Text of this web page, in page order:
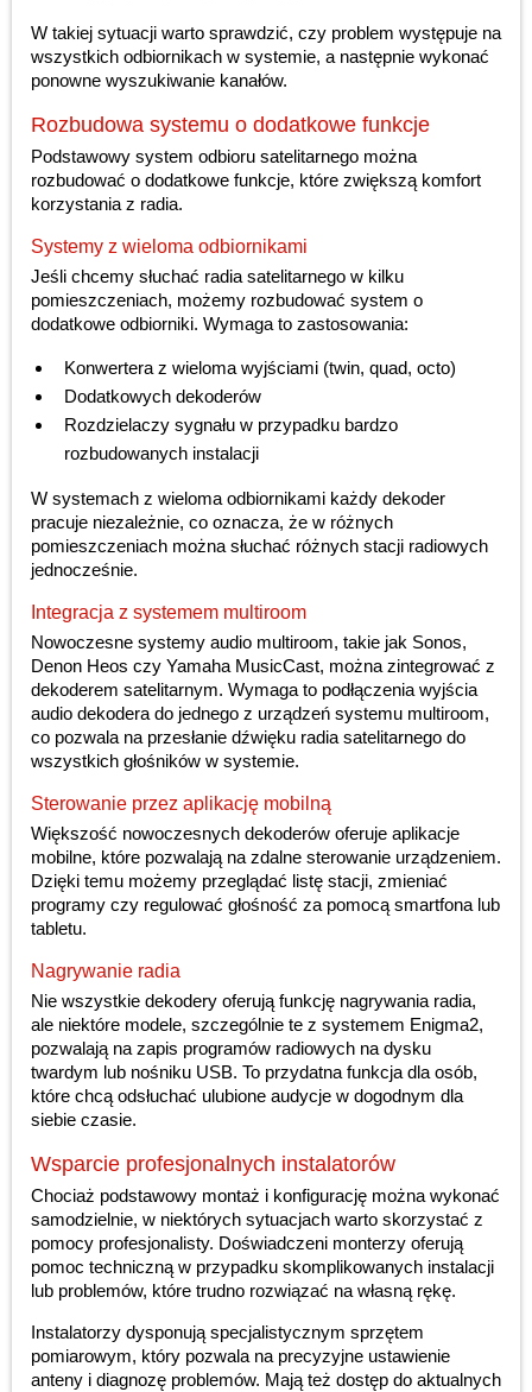
W takiej sytuacji warto sprawdzić, czy problem występuje na
wszystkich odbiornikach w systemie, a następnie wykonać
ponowne wyszukiwanie kanałów.
Rozbudowa systemu o dodatkowe funkcje
Podstawowy system odbioru satelitarnego można
rozbudować o dodatkowe funkcje, które zwiększą komfort
korzystania z radia.
Systemy z wieloma odbiornikami
Jeśli chcemy słuchać radia satelitarnego w kilku
pomieszczeniach, możemy rozbudować system o
dodatkowe odbiorniki. Wymaga to zastosowania:
Konwertera z wieloma wyjściami (twin, quad, octo)
Dodatkowych dekoderów
Rozdzielaczy sygnału w przypadku bardzo
rozbudowanych instalacji
W systemach z wieloma odbiornikami każdy dekoder
pracuje niezależnie, co oznacza, że w różnych
pomieszczeniach można słuchać różnych stacji radiowych
jednocześnie.
Integracja z systemem multiroom
Nowoczesne systemy audio multiroom, takie jak Sonos,
Denon Heos czy Yamaha MusicCast, można zintegrować z
dekoderem satelitarnym. Wymaga to podłączenia wyjścia
audio dekodera do jednego z urządzeń systemu multiroom,
co pozwala na przesłanie dźwięku radia satelitarnego do
wszystkich głośników w systemie.
Sterowanie przez aplikację mobilną
Większość nowoczesnych dekoderów oferuje aplikacje
mobilne, które pozwalają na zdalne sterowanie urządzeniem.
Dzięki temu możemy przeglądać listę stacji, zmieniać
programy czy regulować głośność za pomocą smartfona lub
tabletu.
Nagrywanie radia
Nie wszystkie dekodery oferują funkcję nagrywania radia,
ale niektóre modele, szczególnie te z systemem Enigma2,
pozwalają na zapis programów radiowych na dysku
twardym lub nośniku USB. To przydatna funkcja dla osób,
które chcą odsłuchać ulubione audycje w dogodnym dla
siebie czasie.
Wsparcie profesjonalnych instalatorów
Chociaż podstawowy montaż i konfigurację można wykonać
samodzielnie, w niektórych sytuacjach warto skorzystać z
pomocy profesjonalisty. Doświadczeni monterzy oferują
pomoc techniczną w przypadku skomplikowanych instalacji
lub problemów, które trudno rozwiązać na własną rękę.
Instalatorzy dysponują specjalistycznym sprzętem
pomiarowym, który pozwala na precyzyjne ustawienie
anteny i diagnozę problemów. Mają też dostęp do aktualnych